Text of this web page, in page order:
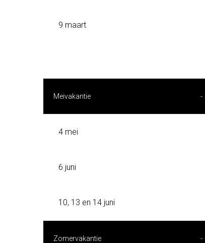
9 maart
Meivakantie
4 mei
6 juni
10, 13 en 14 juni
Zomervakantie
-
-